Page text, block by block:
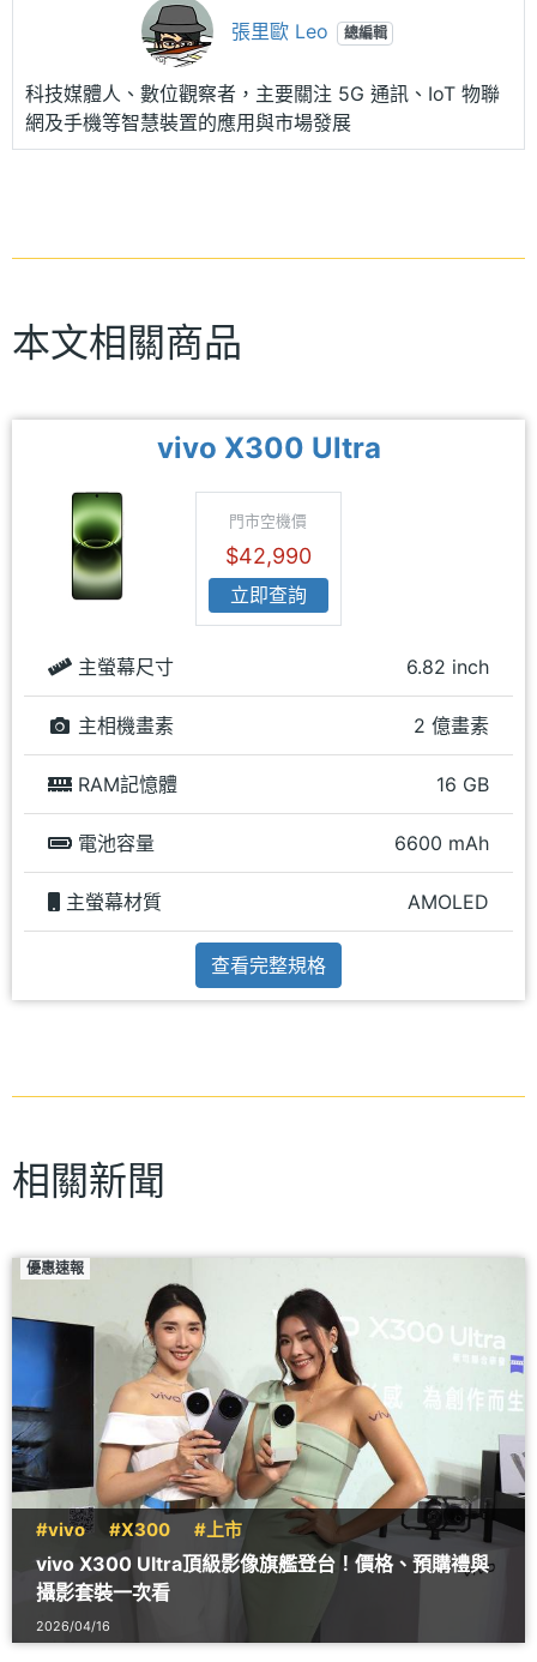
張里歐 Leo 總編輯
科技媒體人、數位觀察者，主要關注 5G 通訊、IoT 物聯
網及手機等智慧裝置的應用與市場發展
本文相關商品
vivo X300 Ultra
門市空機價
$42,990
立即查詢
主螢幕尺寸 6.82 inch
主相機畫素 2 億畫素
RAM記憶體 16 GB
電池容量 6600 mAh
主螢幕材質 AMOLED
查看完整規格
相關新聞
優惠速報
#vivo #X300 #上市
vivo X300 Ultra頂級影像旗艦登台！價格、預購禮與
攝影套裝一次看
2026/04/16